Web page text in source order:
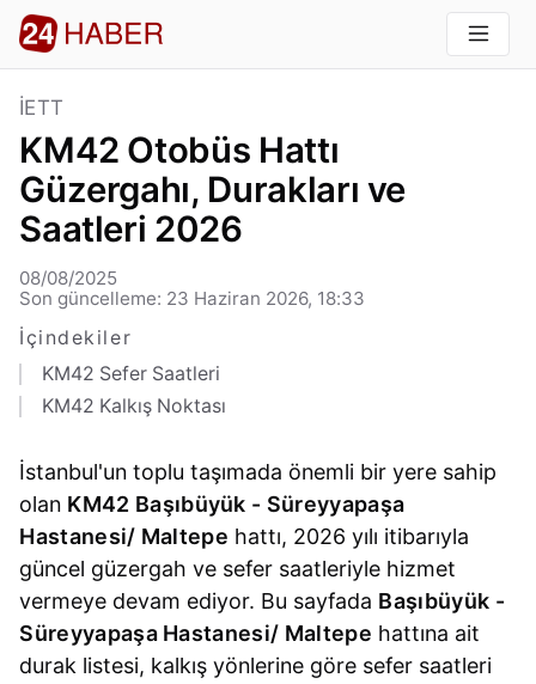
İETT
KM42 Otobüs Hattı
Güzergahı, Durakları ve
Saatleri 2026
08/08/2025
Son güncelleme: 23 Haziran 2026, 18:33
İçindekiler
KM42 Sefer Saatleri
KM42 Kalkış Noktası
İstanbul'un toplu taşımada önemli bir yere sahip
olan KM42 Başıbüyük - Süreyyapaşa
Hastanesi/ Maltepe hattı, 2026 yılı itibarıyla
güncel güzergah ve sefer saatleriyle hizmet
vermeye devam ediyor. Bu sayfada Başıbüyük -
Süreyyapaşa Hastanesi/ Maltepe hattına ait
durak listesi, kalkış yönlerine göre sefer saatleri